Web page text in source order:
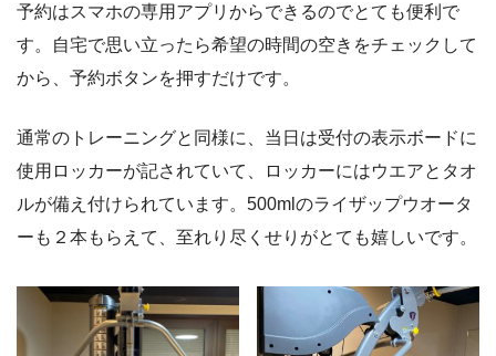
予約はスマホの専用アプリからできるのでとても便利で
す。自宅で思い立ったら希望の時間の空きをチェックして
から、予約ボタンを押すだけです。
通常のトレーニングと同様に、当日は受付の表示ボードに
使用ロッカーが記されていて、ロッカーにはウエアとタオ
ルが備え付けられています。500mlのライザップウオータ
ーも２本もらえて、至れり尽くせりがとても嬉しいです。